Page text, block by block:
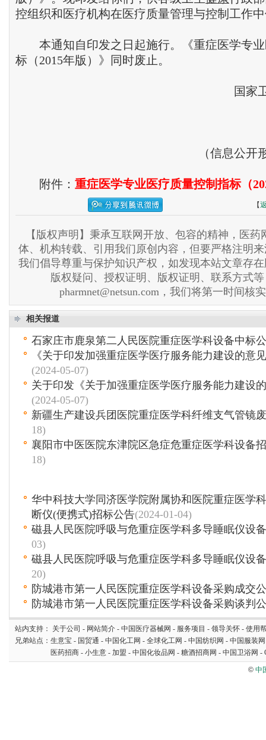
控组织和医疗机构在医疗质量管理与控制工作
本通知自印发之日起施行。《重症医学专业
标（2015年版）》同时废止。
国家卫
（信息公开形
附件： 重症医学专业医疗质量控制指标（
【
【版权声明】秉承互联网开放、包容的精神，医药
体、机构转载、引用我们原创内容，但要严格注明
我们倡导尊重与保护知识产权，如发现本站文章存
版权疑问、授权证明、版权证明、联系方式
pharmnet@netsun.com，我们将第一时间核
相关报道
石家庄市鹿泉第二人民医院重症医学科设备中标
《关于印发加强重症医学医疗服务能力建设的意
(2024-05-07)
关于印发《关于加强重症医学医疗服务能力建设
(2024-05-07)
新疆生产建设兵团医院重症医学科纤维支气管镜
18)
襄阳市中医医院东津院区急症危重症医学科设备
18)
华中科技大学同济医学院附属协和医院重症医学
断仪(便携式)招标公告(2024-01-04)
磁县人民医院呼吸与危重症医学科多导睡眠仪设
03)
磁县人民医院呼吸与危重症医学科多导睡眠仪设
20)
防城港市第一人民医院重症医学科设备采购成交
防城港市第一人民医院重症医学科设备采购谈判
站内支持： 关于公司 - 网站简介 - 中国医疗器械网 - 服务项目 - 领导关怀 - 使用
兄弟站点： 生意宝 - 国贸通 - 中国化工网 - 全球化工网 - 中国纺织网 - 中国服装网
医药招商 - 小生意 - 加盟 - 中国化妆品网 - 糖酒招商网 - 中国卫浴网 -
© 中